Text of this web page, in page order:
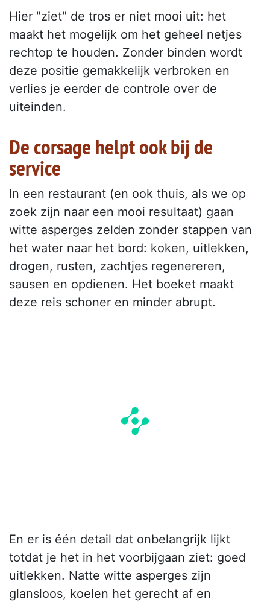
Hier "ziet" de tros er niet mooi uit: het
maakt het mogelijk om het geheel netjes
rechtop te houden. Zonder binden wordt
deze positie gemakkelijk verbroken en
verlies je eerder de controle over de
uiteinden.
De corsage helpt ook bij de
service
In een restaurant (en ook thuis, als we op
zoek zijn naar een mooi resultaat) gaan
witte asperges zelden zonder stappen van
het water naar het bord: koken, uitlekken,
drogen, rusten, zachtjes regenereren,
sausen en opdienen. Het boeket maakt
deze reis schoner en minder abrupt.
En er is één detail dat onbelangrijk lijkt
totdat je het in het voorbijgaan ziet: goed
uitlekken. Natte witte asperges zijn
glansloos, koelen het gerecht af en